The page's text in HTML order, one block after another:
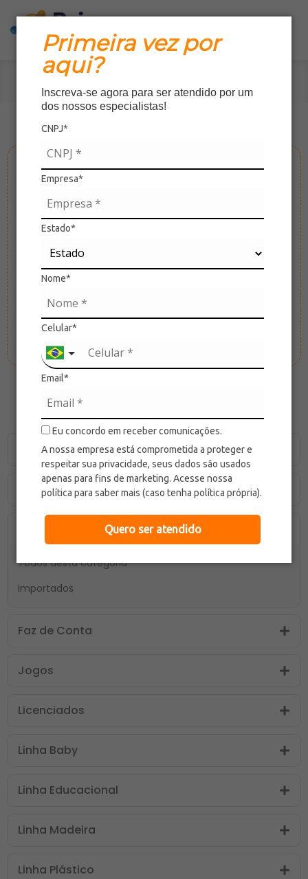
Primeira vez por
aqui?
Inscreva-se agora para ser atendido por um
dos nossos especialistas!
CNPJ*
Empresa*
Estado*
Nome*
Celular*
Email*
Eu concordo em receber comunicações.
A nossa empresa está comprometida a proteger e
respeitar sua privacidade, seus dados são usados
apenas para fins de marketing. Acesse nossa
política para saber mais (caso tenha política própria).
Quero ser atendido
Bicicletas de Equilíbrio
Bolas
Todos desta categoria
Importados
Faz de Conta
Jogos
Licenciados
Linha Baby
Linha Educacional
Linha Madeira
Linha Plástico